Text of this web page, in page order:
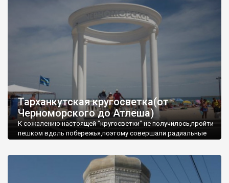
Тарханкутская кругосветка(от
Черноморского до Атлеша)
К сожалению настоящей "кругосветки" не получилось,пройти
пешком вдоль побережья,поэтому совершали радиальные